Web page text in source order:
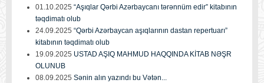
01.10.2025 “Aşıqlar Qərbi Azərbaycanı tərənnüm edir” kitabının
təqdimatı olub
24.09.2025 “Qərbi Azərbaycan aşıqlarının dastan repertuarı”
kitabının təqdimatı olub
19.09.2025 USTAD AŞIQ MAHMUD HAQQINDA KİTAB NƏŞR
OLUNUB
08.09.2025 Sənin alın yazındı bu Vətən...